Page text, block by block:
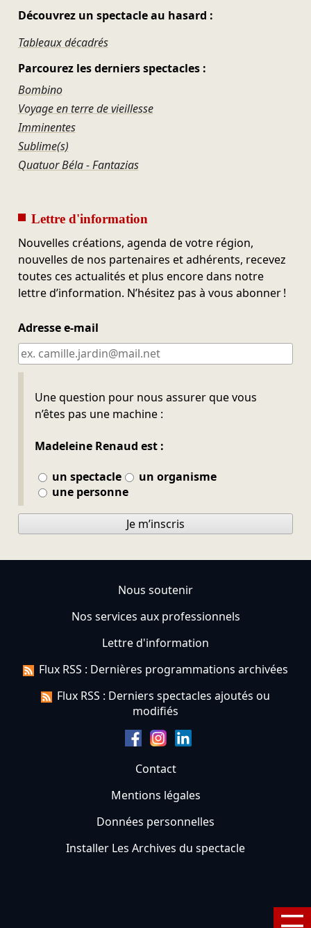
Découvrez un spectacle au hasard :
Tableaux décadrés
Parcourez les derniers spectacles :
Bombino
Voyage en terre de vieillesse
Imminentes
Sublime(s)
Quatuor Béla - Fantazias
Lettre d'information
Nouvelles créations, agenda de votre région,
nouvelles de nos partenaires et adhérents, recevez
toutes ces actualités et plus encore dans notre
lettre d’information. N’hésitez pas à vous abonner !
Adresse e-mail
Une question pour nous assurer que vous
n’êtes pas une machine :
Madeleine Renaud est :
un spectacle
un organisme
une personne
Ne pas remplir
Je m’inscris
Nous soutenir
Nos services aux professionnels
Lettre d'information
Flux RSS : Dernières programmations archivées
Flux RSS : Derniers spectacles ajoutés ou
modifiés
Contact
Mentions légales
Données personnelles
Installer Les Archives du spectacle